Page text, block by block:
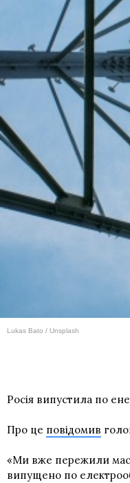
Lukas Bato / Unsplash
Росія випустила по
Про це повідомив
«Ми вже пережили
випущено по